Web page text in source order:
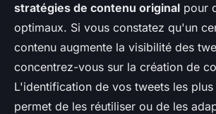
stratégies de contenu original pour
optimaux. Si vous constatez qu'un
contenu augmente la visibilité des
concentrez-vous sur la création de
L'identification de vos tweets les
permet de les réutiliser ou de les